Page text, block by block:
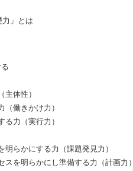
力」とは
体性）
働きかけ力）
力（実行力）
らかにする力（課題発見力）
を明らかにし準備する力（計画力